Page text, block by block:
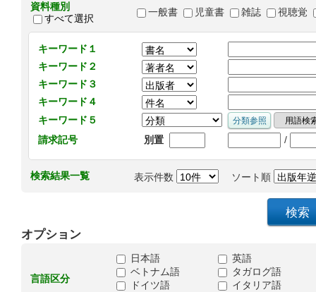
資料種別
すべて選択
一般書 児童書 雑誌 視聴覚
キーワード１
キーワード２
キーワード３
キーワード４
キーワード５
請求記号
別置 /
検索結果一覧 表示件数 ソート順
オプション
言語区分
日本語
英語
ベトナム語
タガログ語
ドイツ語
イタリア語